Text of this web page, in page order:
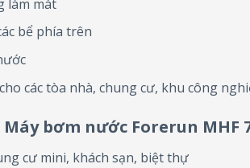
làm mát
bể phía trên
các tòa nhà, chung cư, khu công
bơm nước Forerun MHF
cư mini, khách sạn, biệt thự